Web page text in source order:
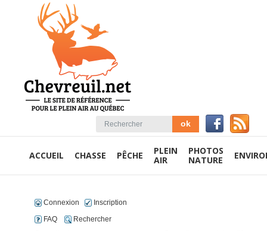
ACCUEIL CHASSE PÊCHE
PLEIN
AIR
PHOTOS
NATURE
Connexion
Inscription
FAQ
Rechercher